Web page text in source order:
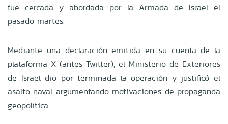
fue cercada y abordada por la Armada de Israel el
pasado martes.
Mediante una declaración emitida en su cuenta de la
plataforma X (antes Twitter), el Ministerio de Exteriores
de Israel dio por terminada la operación y justificó el
asalto naval argumentando motivaciones de propaganda
geopolítica.